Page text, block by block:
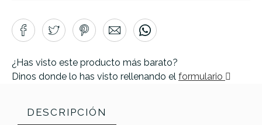
¿Has visto este producto más barato?
Dinos donde lo has visto rellenando el formulario
DESCRIPCIÓN